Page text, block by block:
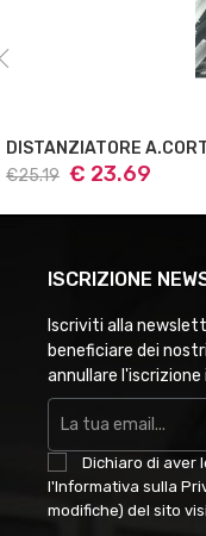
€28.61 €
ISCRIZIONE
Iscriviti alla
beneficiare dei
annullare
Dichiaro di aver
l'Informativa sulla
modifiche) del sito